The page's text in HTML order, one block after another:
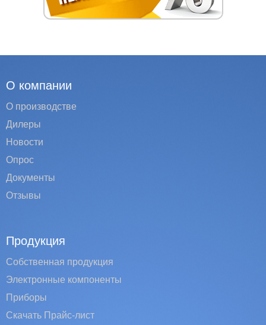
О компании
О производстве
Дилеры
Новости
Опрос
Документы
Отзывы
Продукция
Собственная продукция
Электронные компоненты
Приборы
Скачать Прайс-лист